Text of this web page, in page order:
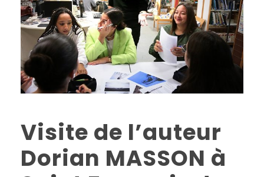
Visite de l’auteur
Dorian MASSON à